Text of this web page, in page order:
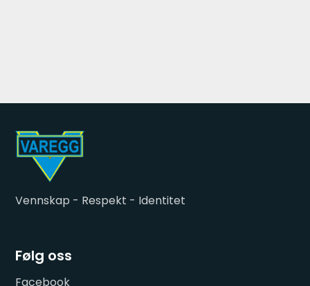
Vennskap - Respekt - Identitet
Følg oss
Facebook